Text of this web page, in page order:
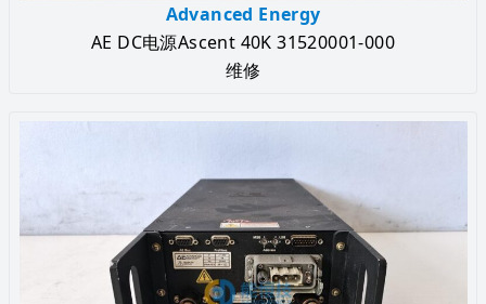
Advanced Energy
AE DC电源Ascent 40K 31520001-000
维修